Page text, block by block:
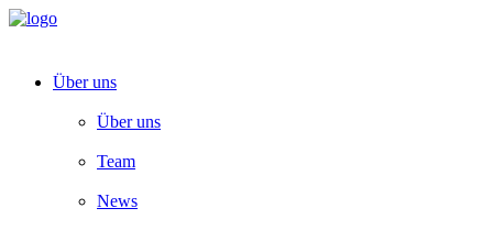
Über uns
Über uns
Team
News